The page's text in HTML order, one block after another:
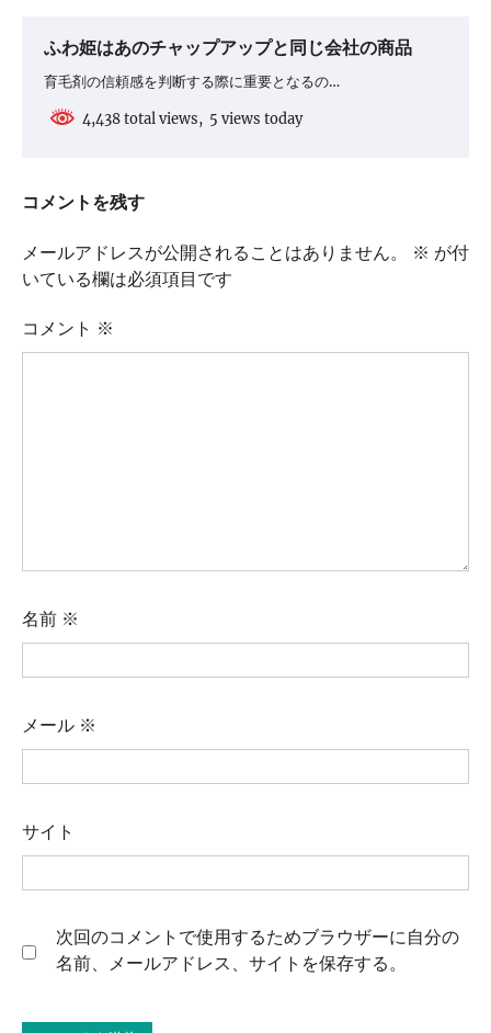
ふわ姫はあのチャップアップと同じ会社の商品
育毛剤の信頼感を判断する際に重要となるの…
4,438 total views, 5 views today
コメントを残す
メールアドレスが公開されることはありません。 ※ が付
いている欄は必須項目です
コメント ※
名前 ※
メール ※
サイト
次回のコメントで使用するためブラウザーに自分の
名前、メールアドレス、サイトを保存する。